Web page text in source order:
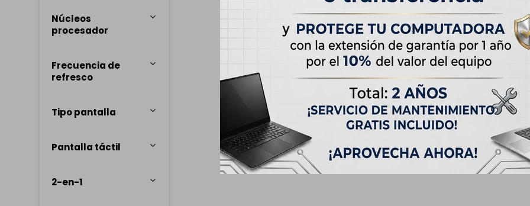
Núcleos
procesador
Frecuencia de
refresco
Tipo pantalla
Pantalla táctil
2-en-1